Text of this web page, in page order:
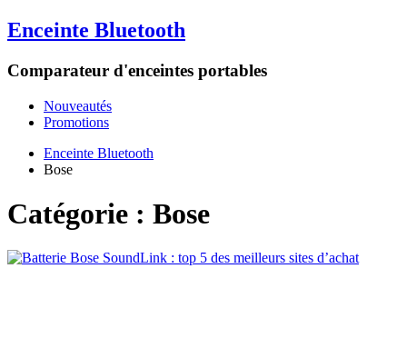
Enceinte Bluetooth
Comparateur d'enceintes portables
Nouveautés
Promotions
Enceinte Bluetooth
Bose
Catégorie : Bose